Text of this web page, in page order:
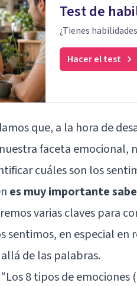
Test de
¿Tienes
Hacer el test
que, a la hora de
faceta emocional,
cuáles son los
es muy importante
varias claves para
sentimos, en especial en
de las palabras.
Los 8 tipos de emociones